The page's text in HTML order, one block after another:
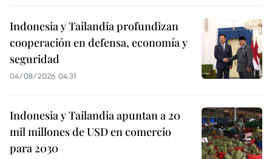
Indonesia y Tailandia profundizan
cooperación en defensa, economía y
seguridad
04/08/2026 04:31
Indonesia y Tailandia apuntan a 20
mil millones de USD en comercio
para 2030